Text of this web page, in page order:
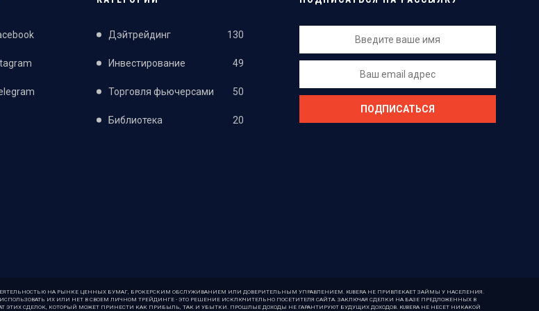
Дэйтрейдинг 130
Инвестирование 49
Торговля фьючерсами 50
Библиотека 20
НА РЫНКЕ ЦЕННЫХ БУМАГ, БРОКЕРСКИМ ОБСЛУЖИВАНИЕМ ИЛИ ДОВЕРИТЕЛЬНЫМ УПРАВЛЕНИЕМ. KUBERA НЕ ПРИВЛЕКАЕТ ЗАЙМЫ У НАСЕЛЕНИЯ.
ИХ ИЛИ НЕТ В СВОЕМ ЛИЧНОМ ТРЕЙДИНГЕ - ЭТО РЕШЕНИЕ ИСКЛЮЧИТЕЛЬНО ПОСЕТИТЕЛЯ САЙТА. ЗАКЛЮЧАЯ СДЕЛКИ НА БАЗЕ ПРЕДЛОЖЕННЫХ В
ЭТИХ СДЕЛОК, КОТОРЫЙ МОЖЕТ ПРИНЕСТИ КАК ПРИБЫЛЬ, ТАК И УБЫТКИ. ПРОШЛЫЕ ДОХОДЫ НЕ ГАРАНТИРУЮТ БУДУЩИХ ДОХОДОВ. KUBERA НЕ НЕСЕТ НИКАКОЙ